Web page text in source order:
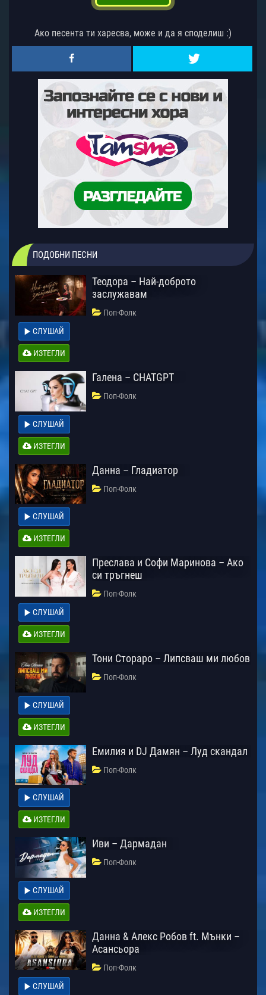
Ако песента ти харесва, може и да я споделиш :)
ПОДОБНИ ПЕСНИ
Теодора – Най-доброто
заслужавам
Поп-Фолк
СЛУШАЙ
ИЗТЕГЛИ
Галена – CHATGPT
Поп-Фолк
СЛУШАЙ
ИЗТЕГЛИ
Данна – Гладиатор
Поп-Фолк
СЛУШАЙ
ИЗТЕГЛИ
Преслава и Софи Маринова – Ако
си тръгнеш
Поп-Фолк
СЛУШАЙ
ИЗТЕГЛИ
Тони Стораро – Липсваш ми любов
Поп-Фолк
СЛУШАЙ
ИЗТЕГЛИ
Емилия и DJ Дамян – Луд скандал
Поп-Фолк
СЛУШАЙ
ИЗТЕГЛИ
Иви – Дармадан
Поп-Фолк
СЛУШАЙ
ИЗТЕГЛИ
Данна & Алекс Робов ft. Мънки –
Асансьора
Поп-Фолк
СЛУШАЙ